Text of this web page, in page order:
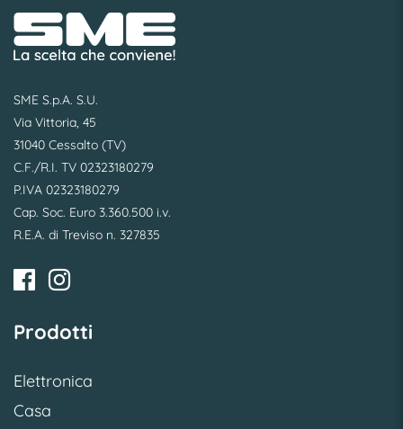
SME S.p.A. S.U.
Via Vittoria, 45
31040 Cessalto (TV)
C.F./R.I. TV 02323180279
P.IVA 02323180279
Cap. Soc. Euro 3.360.500 i.v.
R.E.A. di Treviso n. 327835
Prodotti
Elettronica
Casa